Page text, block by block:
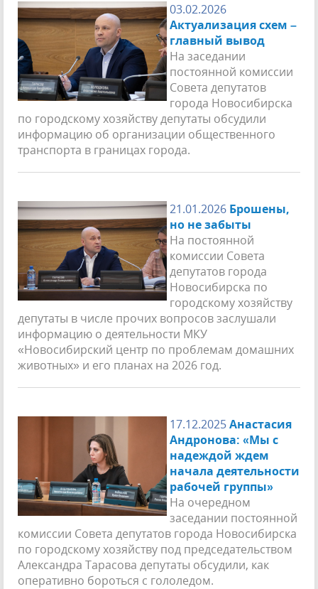
03.02.2026
Актуализация схем –
главный вывод
На заседании
постоянной комиссии
Совета депутатов
города Новосибирска
по городскому хозяйству депутаты обсудили
информацию об организации общественного
транспорта в границах города.
21.01.2026 Брошены,
но не забыты
На постоянной
комиссии Совета
депутатов города
Новосибирска по
городскому хозяйству
депутаты в числе прочих вопросов заслушали
информацию о деятельности МКУ
«Новосибирский центр по проблемам домашних
животных» и его планах на 2026 год.
17.12.2025Анастасия
Андронова: «Мы с
надеждой ждем
начала деятельности
рабочей группы»
На очередном
заседании постоянной
комиссии Совета депутатов города Новосибирска
по городскому хозяйству под председательством
Александра Тарасова депутаты обсудили, как
оперативно бороться с гололедом.